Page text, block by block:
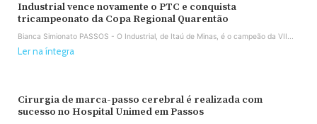
Industrial vence novamente o PTC e conquista
tricampeonato da Copa Regional Quarentão
Bianca Simionato PASSOS - O Industrial, de Itaú de Minas, é o campeão da VII...
Ler na íntegra
Cirurgia de marca-passo cerebral é realizada com
sucesso no Hospital Unimed em Passos